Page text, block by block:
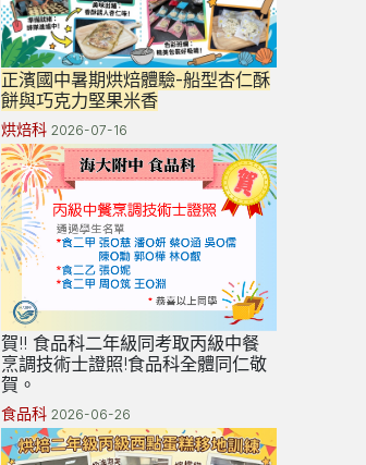
正濱國中暑期烘焙體驗-船型杏仁酥
餅與巧克力堅果米香
烘焙科2026-07-16
賀!! 食品科二年級同考取丙級中餐
烹調技術士證照!食品科全體同仁敬
賀。
食品科2026-06-26